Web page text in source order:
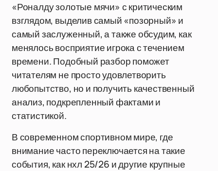
«Роналду золотые мячи» с критическим
взглядом, выделив самый «позорный» и
самый заслуженный, а также обсудим, как
менялось восприятие игрока с течением
времени. Подобный разбор поможет
читателям не просто удовлетворить
любопытство, но и получить качественный
анализ, подкрепленный фактами и
статистикой.
В современном спортивном мире, где
внимание часто переключается на такие
события, как нхл 25/26 и другие крупные